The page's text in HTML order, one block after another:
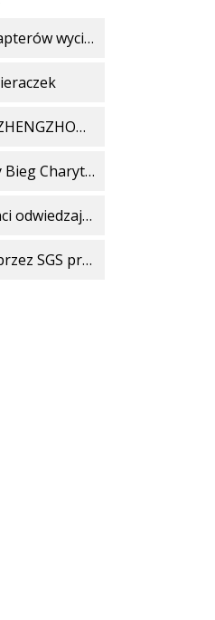
Aktualizacje adapterów wycieraczek
ZAPROSZENIE ZHENGZHOU AUTOMOTIVE AFTERMARKET 2024
2024 Narodowy Bieg Charytatywny Fitness Fujian
Koreańscy klienci odwiedzają fabrykę
Certyfikowany przez SGS producent wycieraczek – fabryka BAOYI® uzyskała status Zweryfikowanego Dostawcy